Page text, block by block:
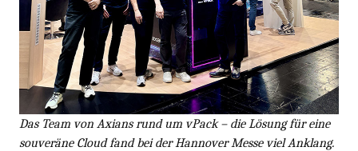
Das Team von Axians rund um vPack – die Lösung für eine
souveräne Cloud fand bei der Hannover Messe viel Anklang.